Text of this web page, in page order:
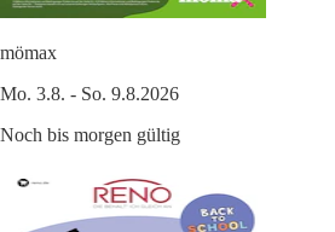
mömax
Mo. 3.8. - So. 9.8.2026
Noch bis morgen gültig